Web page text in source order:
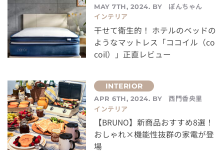
MAY 7TH, 2024. BY
ぽんちゃん
インテリア
干せて衛生的！ ホテルのベッドの
ようなマットレス「ココイル（co
coil）」正直レビュー
APR 6TH, 2024. BY
西門香央里
インテリア
【BRUNO】新商品おすすめ8選！
おしゃれ×機能性抜群の家電が登
場